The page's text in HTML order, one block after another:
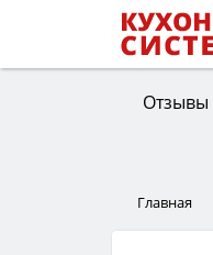
Отзывы
Главная